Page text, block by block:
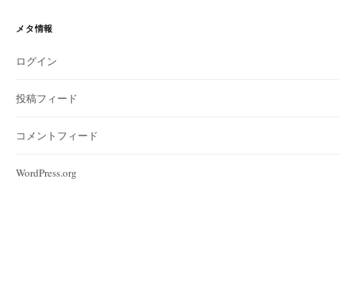
メタ情報
ログイン
投稿フィード
コメントフィード
WordPress.org